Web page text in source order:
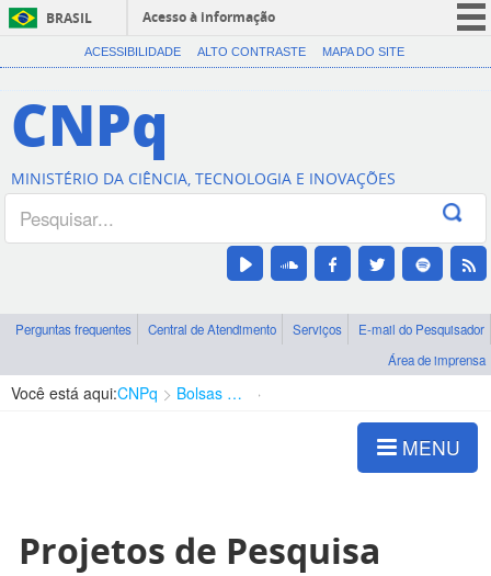
BRASIL
Acesso à informação
CORONAVÍRUS (COVID-19)
Canais
ACESSIBILIDADE ALTO CONTRASTE MAPA DO SITE
CNPq
MINISTÉRIO DA CIÊNCIA, TECNOLOGIA E INOVAÇÕES
Perguntas frequentes Central de Atendimento Serviços
E-mail do Pesquisador
Área de imprensa
Você está aqui:CNPq Bolsas e Auxílios Vigentes
MENU
Projetos de Pesquisa